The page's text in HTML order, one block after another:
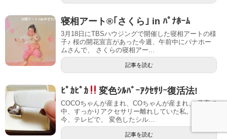
寝相アート®｢さくら｣ in ﾊﾟﾅﾎｰﾑ
3月18日にTBSハウジングで開催した寝相アートの様
子♪ 桜の開花宣言があった今週、午前中にパナホー
ムさんで、 さくらの寝相アー...
記事を読む
ﾋﾟｶﾋﾟｶ 変色ｼﾙﾊﾞｰｱｸｾｻﾘｰ復活法!
COCOちゃんが産まれ、COちゃんが産まれ、 子育て
中、すっかりアクセサリー離れしていた私。。。
今、テレビで、 変色したシル...
記事を読む